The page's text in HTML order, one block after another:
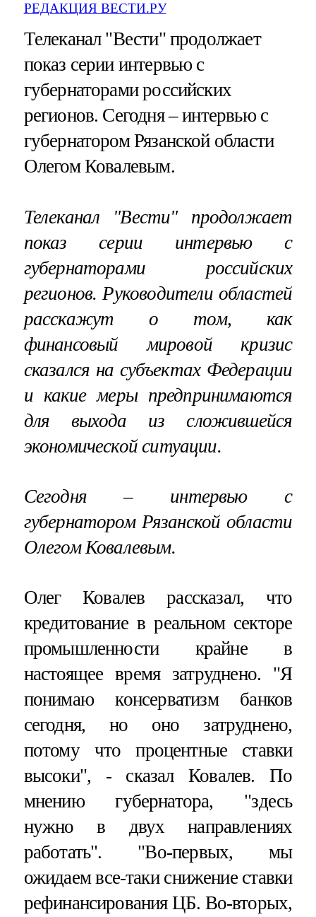
РЕДАКЦИЯ ВЕСТИ.РУ
Телеканал "Вести" продолжает
показ серии интервью с
губернаторами российских
регионов. Сегодня – интервью с
губернатором Рязанской области
Олегом Ковалевым.
Телеканал "Вести" продолжает
показ серии интервью с
губернаторами российских
регионов. Руководители областей
расскажут о том, как
финансовый мировой кризис
сказался на субъектах Федерации
и какие меры предпринимаются
для выхода из сложившейся
экономической ситуации.
Сегодня – интервью с
губернатором Рязанской области
Олегом Ковалевым.
Олег Ковалев рассказал, что
кредитование в реальном секторе
промышленности крайне в
настоящее время затруднено. "Я
понимаю консерватизм банков
сегодня, но оно затруднено,
потому что процентные ставки
высоки", - сказал Ковалев. По
мнению губернатора, "здесь
нужно в двух направлениях
работать". "Во-первых, мы
ожидаем все-таки снижение ставки
рефинансирования ЦБ. Во-вторых,